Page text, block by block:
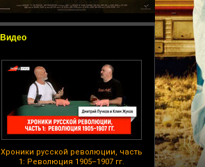
Видео
Хроники русской революции, часть
1: Революция 1905–1907 гг.